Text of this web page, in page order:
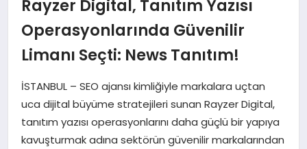
EKONOMI
MAGAZIN
SAĞLIK
SIYASET
Rayzer Digital, Tanıtım Yazısı
Operasyonlarında Güvenilir
Limanı Seçti: News Tanıtım!
İSTANBUL – SEO ajansı kimliğiyle markalara uçtan
uca dijital büyüme stratejileri sunan Rayzer Digital,
tanıtım yazısı operasyonlarını daha güçlü bir yapıya
kavuşturmak adına sektörün güvenilir markalarından